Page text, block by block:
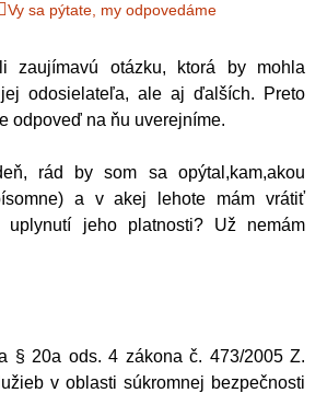
Vy sa pýtate, my odpovedáme
zaujímavú otázku, ktorá by mohla
odosielateľa, ale aj ďalších. Preto
odpoveď na ňu uverejníme.
rád by som sa opýtal,kam,akou
a v akej lehote mám vrátiť
uplynutí jeho platnosti? Už nemám
§ 20a ods. 4 zákona č. 473/2005 Z.
v oblasti súkromnej bezpečnosti